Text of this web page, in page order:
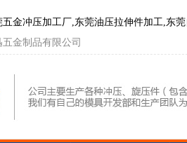
金冲压加工厂,东莞油压拉伸件加工,东
金制品有限公司